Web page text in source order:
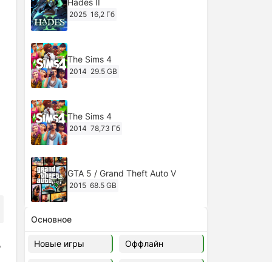
2025 16,2 Гб
The Sims 4
2014 29.5 GB
The Sims 4
2014 78,73 Гб
GTA 5 / Grand Theft Auto V
2015 68.5 GB
Ghost of Tsushima: Director's Cut
v.1053.8.1023.1614 [RePack
Decepticon] (2024)
2024
Основное
Новые игры Оффлайн